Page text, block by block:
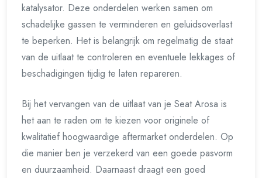
katalysator. Deze onderdelen werken samen om
schadelijke gassen te verminderen en geluidsoverlast
te beperken. Het is belangrijk om regelmatig de staat
van de uitlaat te controleren en eventuele lekkages of
beschadigingen tijdig te laten repareren.
Bij het vervangen van de uitlaat van je Seat Arosa is
het aan te raden om te kiezen voor originele of
kwalitatief hoogwaardige aftermarket onderdelen. Op
die manier ben je verzekerd van een goede pasvorm
en duurzaamheid. Daarnaast draagt een goed